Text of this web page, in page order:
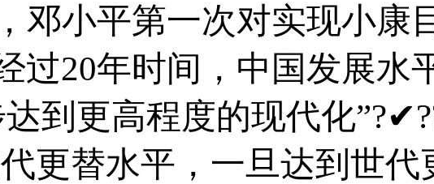
小平第一次对实现小康
过20年时间，中国发展水
达到更高程度的现代化
更替水平，一旦达到世